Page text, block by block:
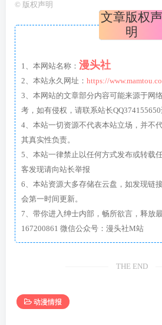
© 版权声明
文章版权声
明
1、本网站名称： 漫头社
2、本站永久网址： https://
3、本网站的文章部分内容可能来源于网
考，如有侵权，请联系站长QQ374155650
4、本站一切资源不代表本站立场，并不
其真实性负责。
5、本站一律禁止以任何方式发布或转载
客发现请向站长举报
6、本站资源大多存储在云盘，如发现链
会第一时间更新。
7、带你进入绅士内部，畅所欲言，释放
167200861 微信公众号：漫头社M站
THE END
动漫情报